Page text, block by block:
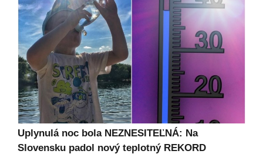
Uplynulá noc bola NEZNESITEĽNÁ: Na
Slovensku padol nový teplotný REKORD